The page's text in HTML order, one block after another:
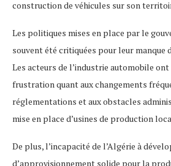
construction de véhicules sur son
Les politiques mises en place par le
souvent été critiquées pour leur manque
Les acteurs de l’industrie automobile
frustration quant aux changements
réglementations et aux obstacles
mise en place d’usines de production
De plus, l’incapacité de l’Algérie à
d’approvisionnement solide pour la